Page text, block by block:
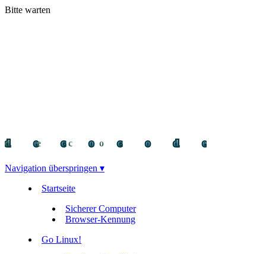
Bitte warten
decocode
decocode
deco
Navigation überspringen ▾
Startseite
Sicherer Computer
Browser-Kennung
Go Linux!